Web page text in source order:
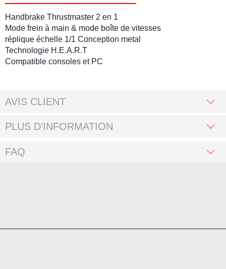
Handbrake Thrustmaster 2 en 1
Mode frein à main & mode boîte de vitesses
réplique échelle 1/1 Conception metal
Technologie H.E.A.R.T
Compatible consoles et PC
AVIS CLIENT
PLUS D’INFORMATION
FAQ